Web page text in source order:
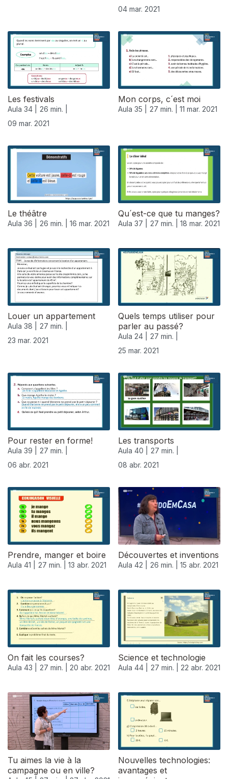
04 mar. 2021
Les festivals
Aula 34 |
26 min. |
09 mar. 2021
Mon corps, c´est moi
Aula 35 | 27 min. | 11 mar. 2021
529851
Le théâtre
Aula 36 | 26 min. | 16 mar. 2021
Qu´est-ce que tu manges?
Aula 37 | 27 min. | 18 mar. 2021
Louer un appartement
Aula 38 |
27 min. |
23 mar. 2021
Quels temps utiliser pour
parler au passé?
Aula 24 |
27 min. |
25 mar. 2021
Pour rester en forme!
Aula 39 |
27 min. |
06 abr. 2021
Les transports
Aula 40 |
27 min. |
08 abr. 2021
Prendre, manger et boire
Aula 41 | 27 min. | 13 abr. 2021
Découvertes et inventions
Aula 42 | 26 min. | 15 abr. 2021
On fait les courses?
Aula 43 | 27 min. | 20 abr. 2021
Science et technologie
Aula 44 | 27 min. | 22 abr. 2021
Tu aimes la vie à la
campagne ou en ville?
Nouvelles technologies:
avantages et
540396